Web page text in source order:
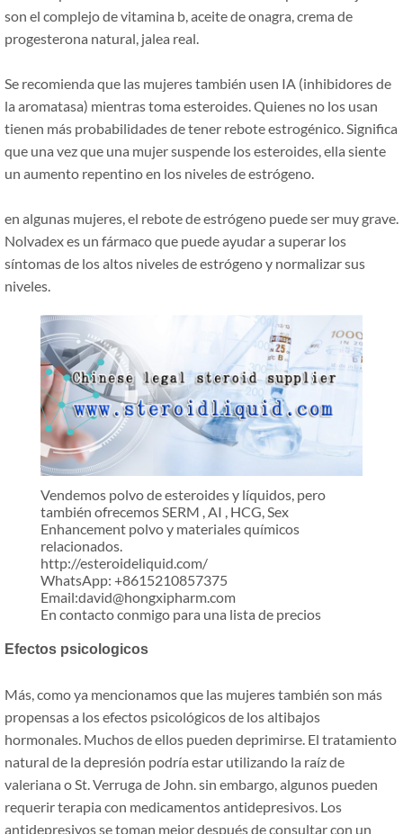
son el complejo de vitamina b, aceite de onagra, crema de
progesterona natural, jalea real.
Se recomienda que las mujeres también usen IA (inhibidores de
la aromatasa) mientras toma esteroides. Quienes no los usan
tienen más probabilidades de tener rebote estrogénico. Significa
que una vez que una mujer suspende los esteroides, ella siente
un aumento repentino en los niveles de estrógeno.
en algunas mujeres, el rebote de estrógeno puede ser muy grave.
Nolvadex es un fármaco que puede ayudar a superar los
síntomas de los altos niveles de estrógeno y normalizar sus
niveles.
Vendemos polvo de esteroides y líquidos, pero
también ofrecemos SERM , AI , HCG, Sex
Enhancement polvo y materiales químicos
relacionados.
http://esteroideliquid.com/
WhatsApp: +8615210857375
Email:david@hongxipharm.com
En contacto conmigo para una lista de precios
Efectos psicologicos
Más, como ya mencionamos que las mujeres también son más
propensas a los efectos psicológicos de los altibajos
hormonales. Muchos de ellos pueden deprimirse. El tratamiento
natural de la depresión podría estar utilizando la raíz de
valeriana o St. Verruga de John. sin embargo, algunos pueden
requerir terapia con medicamentos antidepresivos. Los
antidepresivos se toman mejor después de consultar con un